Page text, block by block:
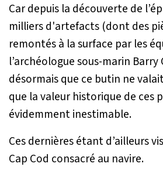
Car depuis la découverte de
milliers d'artefacts (dont des
remontés à la surface par les
l’archéologue sous-marin
désormais que ce butin ne
que la valeur historique de ces
évidemment inestimable.
Ces dernières étant d’ailleurs
Cap Cod consacré au navire.